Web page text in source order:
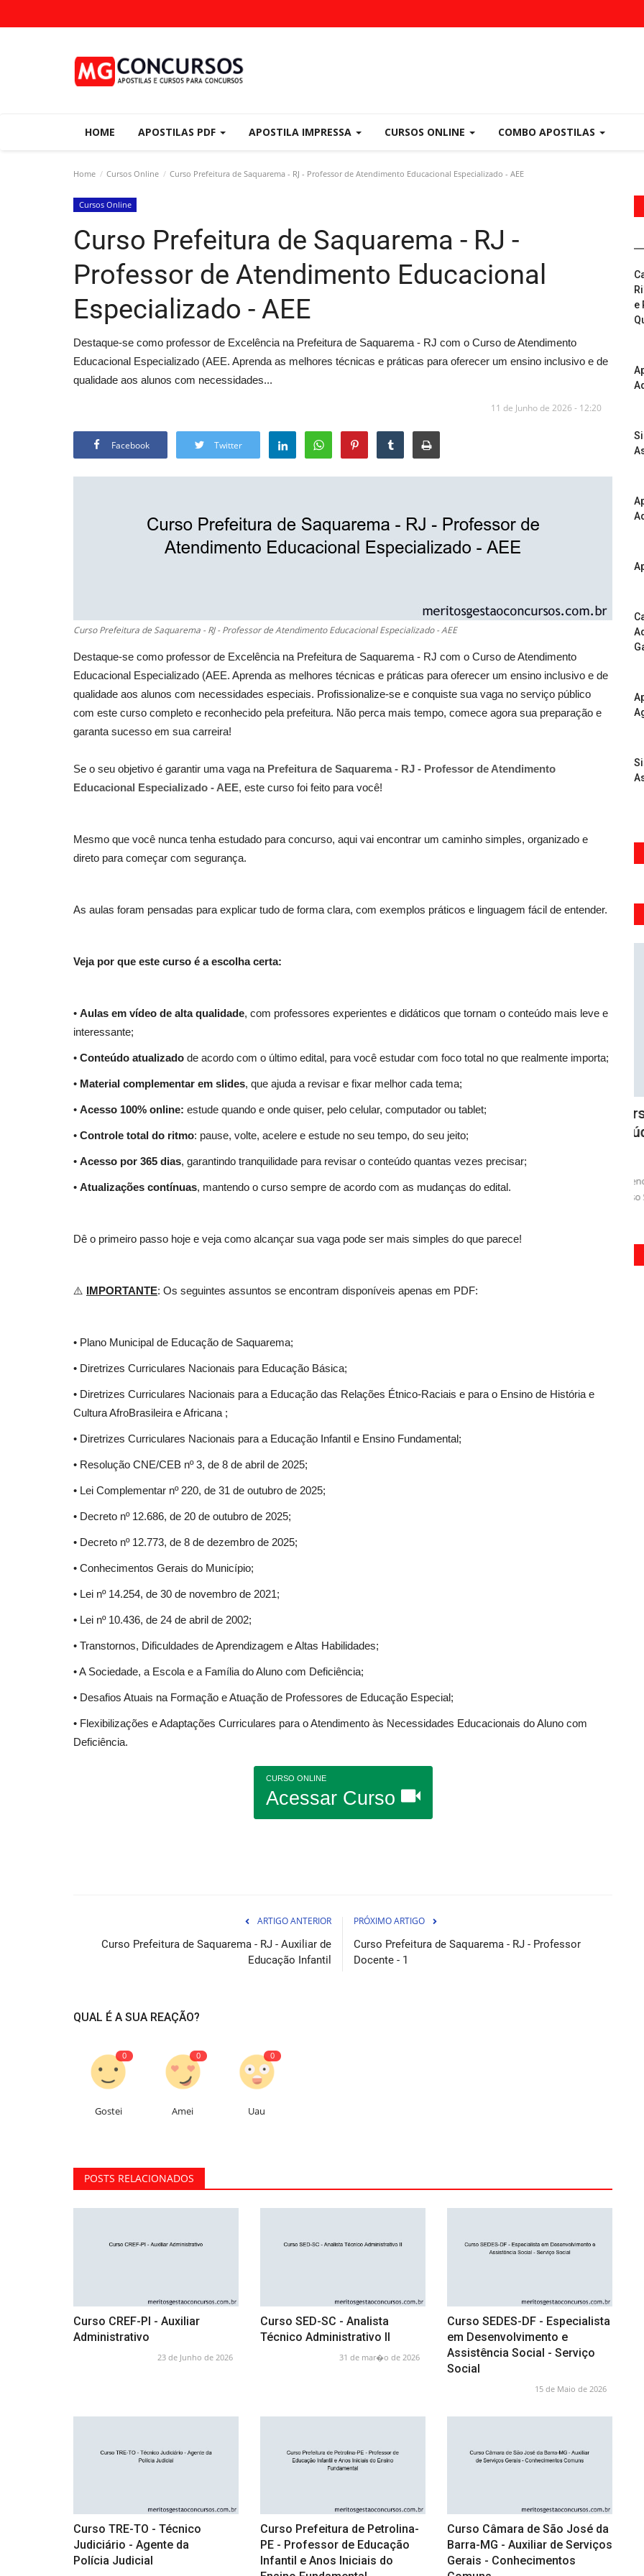
HOME APOSTILAS PDF APOSTILA IMPRESSA CURSOS ONLINE COMBO APOSTILAS
Home Cursos Online Curso Prefeitura de Saquarema - RJ - Professor de Atendimento Educacional Especializado - AEE
Cursos Online
Curso Prefeitura de Saquarema - RJ -
Professor de Atendimento Educacional
Especializado - AEE
Destaque-se como professor de Excelência na Prefeitura de Saquarema - RJ com o Curso de Atendimento
Educacional Especializado (AEE. Aprenda as melhores técnicas e práticas para oferecer um ensino inclusivo e de
qualidade aos alunos com necessidades...
11 de Junho de 2026 - 12:20
Facebook Twitter
Curso Prefeitura de Saquarema - RJ - Professor de Atendimento Educacional Especializado - AEE
Destaque-se como professor de Excelência na Prefeitura de Saquarema - RJ com o Curso de Atendimento
Educacional Especializado (AEE. Aprenda as melhores técnicas e práticas para oferecer um ensino inclusivo e de
qualidade aos alunos com necessidades especiais. Profissionalize-se e conquiste sua vaga no serviço público
com este curso completo e reconhecido pela prefeitura. Não perca mais tempo, comece agora sua preparação e
garanta sucesso em sua carreira!
Se o seu objetivo é garantir uma vaga na Prefeitura de Saquarema - RJ - Professor de Atendimento
Educacional Especializado - AEE, este curso foi feito para você!
Mesmo que você nunca tenha estudado para concurso, aqui vai encontrar um caminho simples, organizado e
direto para começar com segurança.
As aulas foram pensadas para explicar tudo de forma clara, com exemplos práticos e linguagem fácil de entender.
Veja por que este curso é a escolha certa:
• Aulas em vídeo de alta qualidade, com professores experientes e didáticos que tornam o conteúdo mais leve e
interessante;
• Conteúdo atualizado de acordo com o último edital, para você estudar com foco total no que realmente importa;
• Material complementar em slides, que ajuda a revisar e fixar melhor cada tema;
• Acesso 100% online: estude quando e onde quiser, pelo celular, computador ou tablet;
• Controle total do ritmo: pause, volte, acelere e estude no seu tempo, do seu jeito;
• Acesso por 365 dias, garantindo tranquilidade para revisar o conteúdo quantas vezes precisar;
• Atualizações contínuas, mantendo o curso sempre de acordo com as mudanças do edital.
Dê o primeiro passo hoje e veja como alcançar sua vaga pode ser mais simples do que parece!
⚠️ IMPORTANTE: Os seguintes assuntos se encontram disponíveis apenas em PDF:
• Plano Municipal de Educação de Saquarema;
• Diretrizes Curriculares Nacionais para Educação Básica;
• Diretrizes Curriculares Nacionais para a Educação das Relações Étnico-Raciais e para o Ensino de História e
Cultura AfroBrasileira e Africana ;
• Diretrizes Curriculares Nacionais para a Educação Infantil e Ensino Fundamental;
• Resolução CNE/CEB nº 3, de 8 de abril de 2025;
• Lei Complementar nº 220, de 31 de outubro de 2025;
• Decreto nº 12.686, de 20 de outubro de 2025;
• Decreto nº 12.773, de 8 de dezembro de 2025;
• Conhecimentos Gerais do Município;
• Lei nº 14.254, de 30 de novembro de 2021;
• Lei nº 10.436, de 24 de abril de 2002;
• Transtornos, Dificuldades de Aprendizagem e Altas Habilidades;
• A Sociedade, a Escola e a Família do Aluno com Deficiência;
• Desafios Atuais na Formação e Atuação de Professores de Educação Especial;
• Flexibilizações e Adaptações Curriculares para o Atendimento às Necessidades Educacionais do Aluno com
Deficiência.
CURSO ONLINE
Acessar Curso
ARTIGO ANTERIOR
Curso Prefeitura de Saquarema - RJ - Auxiliar de
Educação Infantil
PRÓXIMO ARTIGO
Curso Prefeitura de Saquarema - RJ - Professor
Docente - 1
QUAL É A SUA REAÇÃO?
0
Gostei
0
Amei
0
Uau
POSTS RELACIONADOS
Curso CREF-PI - Auxiliar
Administrativo
23 de Junho de 2026
Curso SED-SC - Analista
Técnico Administrativo II
31 de mar�o de 2026
Curso SEDES-DF - Especialista
em Desenvolvimento e
Assistência Social - Serviço
Social
15 de Maio de 2026
Curso TRE-TO - Técnico
Judiciário - Agente da
Polícia Judicial
Curso Prefeitura de Petrolina-
PE - Professor de Educação
Infantil e Anos Iniciais do
Curso Câmara de São José da
Barra-MG - Auxiliar de Serviços
Gerais - Conhecimentos
e
Apostila Concurso Prefeitura de
Abaetetuba PA 2026 - Assistente...
07 de Agosto de 2026
A Apostila Prefeitura de Abaetetuba PA 2026 - Assistente
Administrativo Educacional...
Curso SES-TO 2026 - Executivo em
Saúde
Aprenda a ser um líder estratégico no setor da saúde com o
Curso SES-TO 2026 - Executivo...